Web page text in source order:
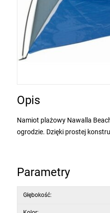
Opis
Namiot plażowy Nawalla
ogrodzie. Dzięki prostej
Namiot zapewnia niezawodną
Parametry
Głębokość: